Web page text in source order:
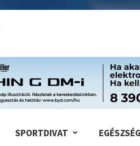
SPORTDIVAT EGÉSZSÉG